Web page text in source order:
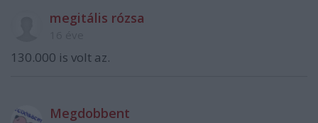
megitális rózsa
130.000 is volt az.
Megdobbent